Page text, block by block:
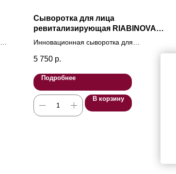
Сыворотка для лица
ревитализирующая RIABINOVA
30 мл
Инновационная сыворотка для
комплексом пептидов и гиалуроновой
кислотой 3 видов молекулярной массы.
5 750 р.
Подробнее
В корзину